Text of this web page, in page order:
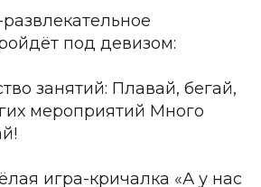
под девизом:
занятий: Плавай, бегай,
мероприятий Много
игра-кричалка «А у нас